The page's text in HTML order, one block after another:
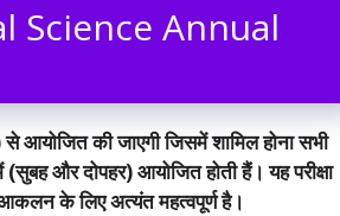
Science Annual
से आयोजित की जाएगी जिसमें शामिल होना सभी
(सुबह और दोपहर) आयोजित होती हैं। यह परीक्षा
आकलन के लिए अत्यंत महत्वपूर्ण है।